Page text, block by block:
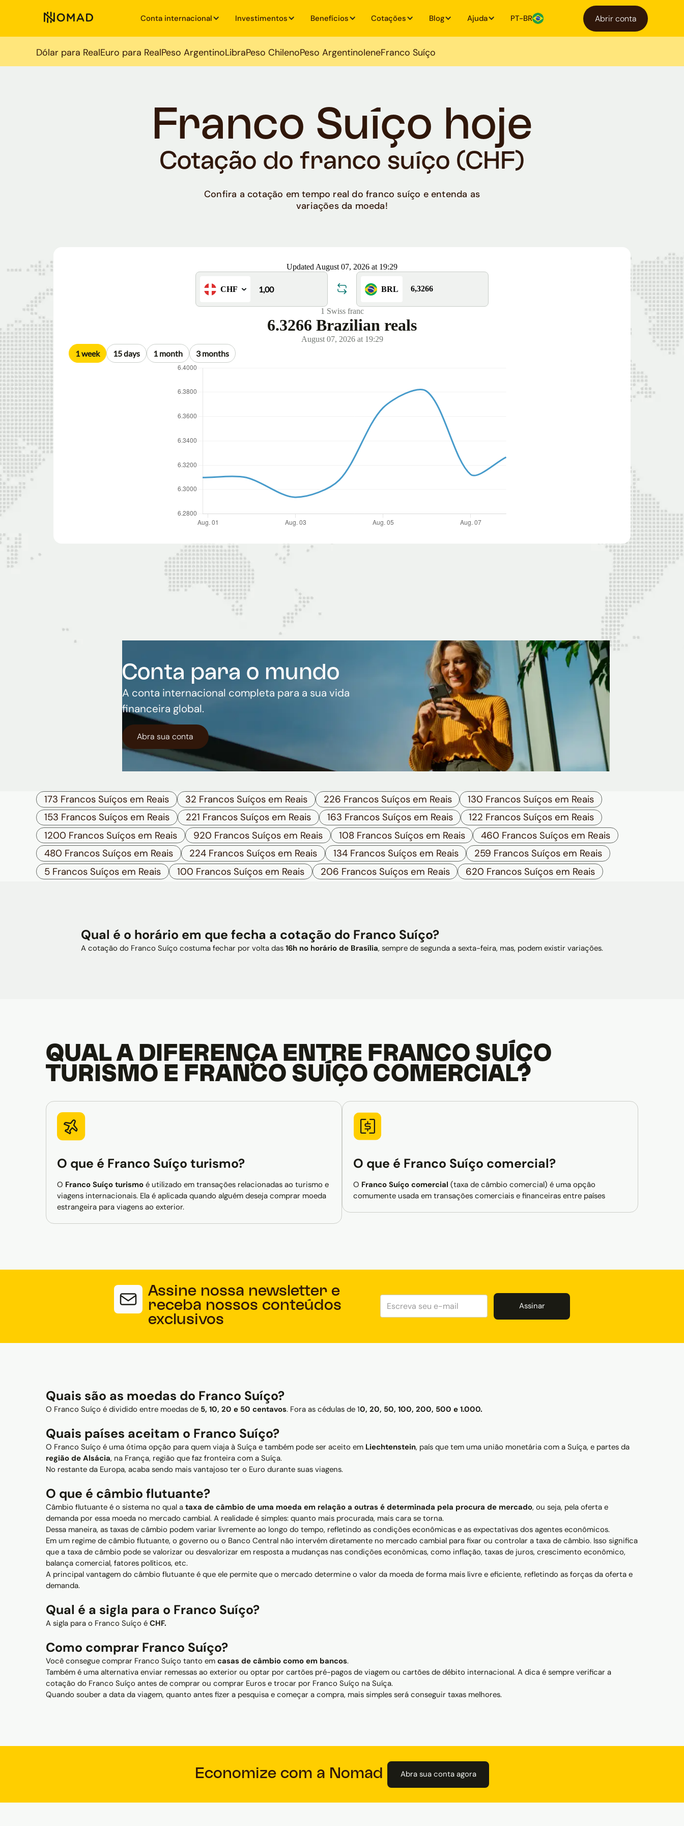
Conta internacional Investimentos Benefícios Cotações Blog Ajuda PT-BR Abrir conta
Dólar para RealEuro para RealPeso ArgentinoLibraPeso ChilenoPeso ArgentinoIeneFranco Suíço
Franco Suíço hoje
Cotação do franco suíço (CHF)
Confira a cotação em tempo real do franco suíço e entenda as
variações da moeda!
Conta para o mundo
A conta internacional completa para a sua vida
financeira global.
Abra sua conta
173 Francos Suíços em Reais 32 Francos Suíços em Reais 226 Francos Suíços em Reais
130 Francos Suíços em Reais
153 Francos Suíços em Reais
221 Francos Suíços em Reais 163 Francos Suíços em Reais
122 Francos Suíços em Reais
1200 Francos Suíços em Reais
920 Francos Suíços em Reais 108 Francos Suíços em Reais
460 Francos Suíços em Reais
480 Francos Suíços em Reais
224 Francos Suíços em Reais 134 Francos Suíços em Reais
259 Francos Suíços em Reais
5 Francos Suíços em Reais
100 Francos Suíços em Reais 206 Francos Suíços em Reais 620 Francos Suíços em Reais
Qual é o horário em que fecha a cotação do Franco Suíço?
A cotação do Franco Suíço costuma fechar por volta das 16h no horário de Brasília, sempre de segunda a sexta-feira, mas, podem existir variações.
QUAL A DIFERENÇA ENTRE FRANCO SUÍÇO
TURISMO E FRANCO SUÍÇO COMERCIAL?
O que é Franco Suíço turismo?
O Franco Suíço turismoé utilizado em transações relacionadas ao turismo e
viagens internacionais. Ela é aplicada quando alguém deseja comprar moeda
estrangeira para viagens ao exterior.
O que é Franco Suíço comercial?
O Franco Suíço comercial (taxa de câmbio comercial) é uma opção
comumente usada em transações comerciais e financeiras entre países
Assine nossa newsletter e
receba nossos conteúdos
exclusivos
Quais são as moedas do Franco Suíço?
O Franco Suíço é dividido entre moedas de 5, 10, 20 e 50 centavos. Fora as cédulas de 10, 20, 50, 100, 200, 500 e 1.000.
Quais países aceitam o Franco Suíço?
O Franco Suíço é uma ótima opção para quem viaja à Suíça e também pode ser aceito em Liechtenstein, país que tem uma união monetária com a Suíça, e partes da
região de Alsácia, na França, região que faz fronteira com a Suíça.
No restante da Europa, acaba sendo mais vantajoso ter o Euro durante suas viagens.
O que é câmbio flutuante?
Câmbio flutuante é o sistema no qual a taxa de câmbio de uma moeda em relação a outras é determinada pela procura de mercado, ou seja, pela oferta e
demanda por essa moeda no mercado cambial. A realidade é simples: quanto mais procurada, mais cara se torna.
Dessa maneira, as taxas de câmbio podem variar livremente ao longo do tempo, refletindo as condições econômicas e as expectativas dos agentes econômicos.
Em um regime de câmbio flutuante, o governo ou o Banco Central não intervém diretamente no mercado cambial para fixar ou controlar a taxa de câmbio. Isso significa
que a taxa de câmbio pode se valorizar ou desvalorizar em resposta a mudanças nas condições econômicas, como inflação, taxas de juros, crescimento econômico,
balança comercial, fatores políticos, etc.
A principal vantagem do câmbio flutuante é que ele permite que o mercado determine o valor da moeda de forma mais livre e eficiente, refletindo as forças da oferta e
demanda.
Qual é a sigla para o Franco Suíço?
A sigla para o Franco Suíço é CHF.
Como comprar Franco Suíço?
Você consegue comprar Franco Suíço tanto em casas de câmbio como em bancos.
Também é uma alternativa enviar remessas ao exterior ou optar por cartões pré-pagos de viagem ou cartões de débito internacional. A dica é sempre verificar a
cotação do Franco Suíço antes de comprar ou comprar Euros e trocar por Franco Suíço na Suíça.
Quando souber a data da viagem, quanto antes fizer a pesquisa e começar a compra, mais simples será conseguir taxas melhores.
Economize com a Nomad Abra sua conta agora